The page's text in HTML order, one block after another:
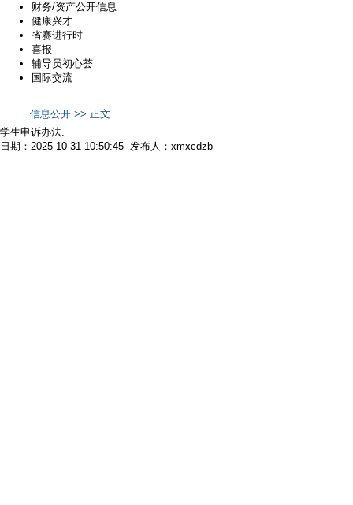
财务/资产公开信息
健康兴才
省赛进行时
喜报
辅导员初心荟
国际交流
信息公开 >> 正文
学生申诉办法.
日期：2025-10-31 10:50:45 发布人：xmxcdzb